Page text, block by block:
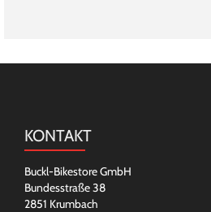
KONTAKT
Buckl-Bikestore GmbH
Bundesstraße 38
2851 Krumbach